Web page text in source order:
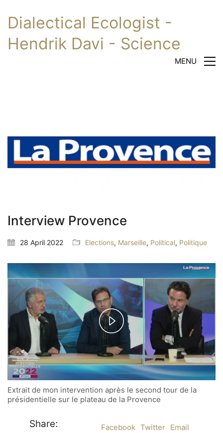
Dialectical Ecologist -
Hendrik Davi - Science
MENU
Interview Provence
28 April 2022 Elections, Marseille, Political, Politique
P
l
a
y
V
Extrait de mon intervention après le second tour de la
présidentielle sur le plateau de la Provence
Share: Facebook Twitter Email